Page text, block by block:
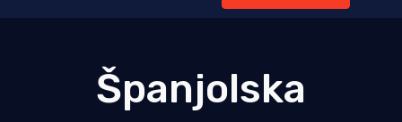
Morski plusŠpanjolska